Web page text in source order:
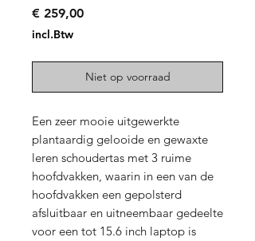
€ 259,00Prijs
incl.Btw
Niet op voorraad
Een zeer mooie uitgewerkte
plantaardig gelooide en gewaxte
leren schoudertas met 3 ruime
hoofdvakken, waarin in een van de
hoofdvakken een gepolsterd
afsluitbaar en uitneembaar gedeelte
voor een tot 15.6 inch laptop is